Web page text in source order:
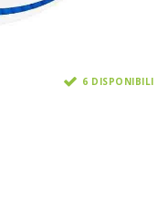
6 DISPONIBILI